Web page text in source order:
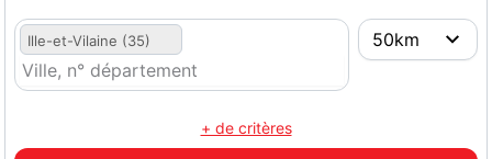
Ille-et-Vilaine (35)
+ de critères